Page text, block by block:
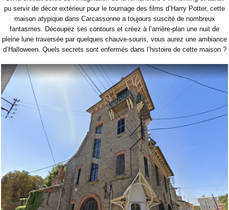
pu servir de décor extérieur pour le tournage des films d’Harry Potter, cette
maison atypique dans Carcassonne a toujours suscité de nombreux
fantasmes. Découpez ses contours et créez à l’arrière-plan une nuit de
pleine lune traversée par quelques chauve-souris, vous aurez une ambiance
d’Halloween. Quels secrets sont enfermés dans l’histoire de cette maison ?